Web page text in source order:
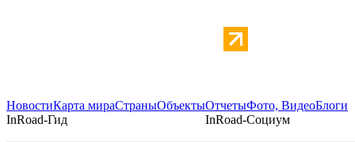
НовостиКарта мираСтраныОбъектыОтчетыФото, ВидеоБлоги
InRoad-Гид
InRoad-Социум